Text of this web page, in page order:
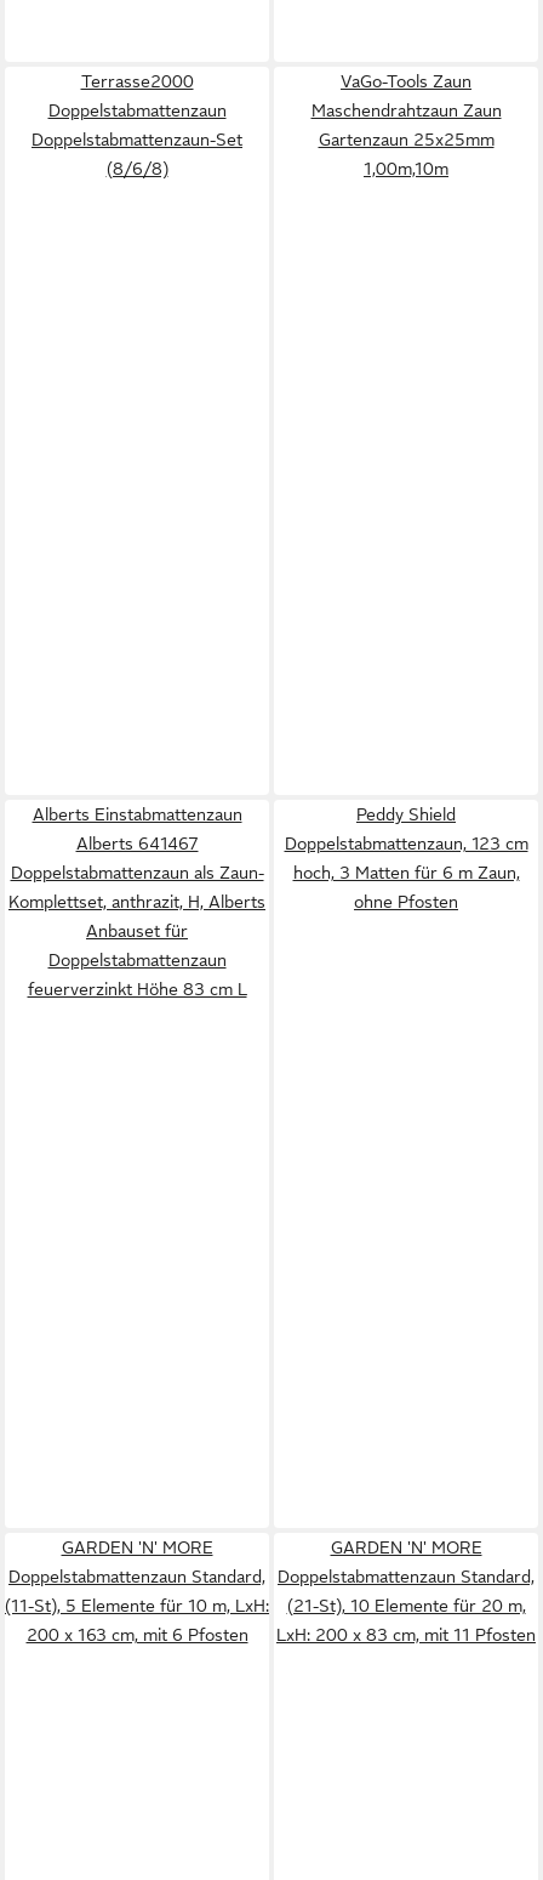
Terrasse2000
Doppelstabmattenzaun
Doppelstabmattenzaun-Set
(8/6/8)
VaGo-Tools Zaun
Maschendrahtzaun Zaun
Gartenzaun 25x25mm
1,00m,10m
Alberts Einstabmattenzaun
Alberts 641467
Doppelstabmattenzaun als Zaun-
Komplettset, anthrazit, H, Alberts
Anbauset für
Doppelstabmattenzaun
feuerverzinkt Höhe 83 cm L
Peddy Shield
Doppelstabmattenzaun, 123 cm
hoch, 3 Matten für 6 m Zaun,
ohne Pfosten
GARDEN 'N' MORE
Doppelstabmattenzaun Standard,
(11-St), 5 Elemente für 10 m, LxH:
200 x 163 cm, mit 6 Pfosten
GARDEN 'N' MORE
Doppelstabmattenzaun Standard,
(21-St), 10 Elemente für 20 m,
LxH: 200 x 83 cm, mit 11 Pfosten